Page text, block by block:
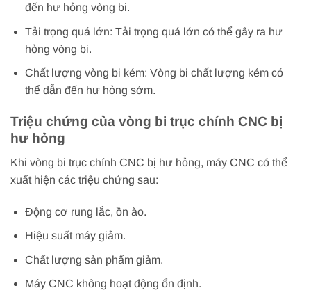
đến hư hỏng vòng bi.
Tải trọng quá lớn: Tải trọng quá lớn có thể gây ra hư
hỏng vòng bi.
Chất lượng vòng bi kém: Vòng bi chất lượng kém có
thể dẫn đến hư hỏng sớm.
Triệu chứng của vòng bi trục chính CNC bị
hư hỏng
Khi vòng bi trục chính CNC bị hư hỏng, máy CNC có thể
xuất hiện các triệu chứng sau:
Động cơ rung lắc, ồn ào.
Hiệu suất máy giảm.
Chất lượng sản phẩm giảm.
Máy CNC không hoạt động ổn định.